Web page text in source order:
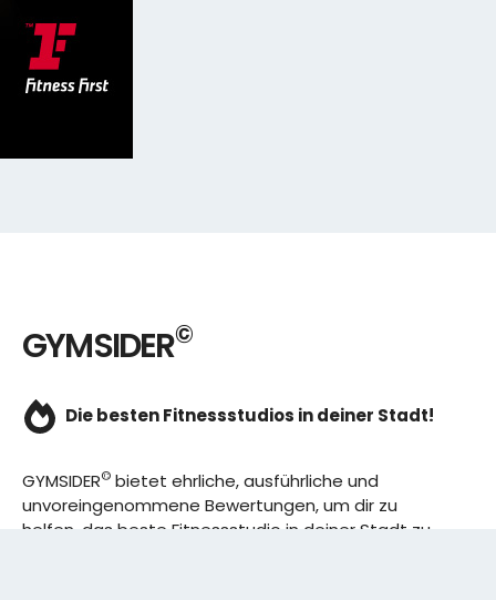
GYMSIDER©
Die besten Fitnessstudios in deiner Stadt!
GYMSIDER© bietet ehrliche, ausführliche und
unvoreingenommene Bewertungen, um dir zu
helfen, das beste Fitnessstudio in deiner Stadt zu